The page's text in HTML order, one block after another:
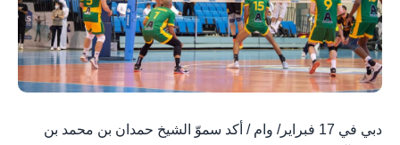
دبي في 17 فبراير/ وام / أكد سموّ الشيخ حمدان بن محمد بن